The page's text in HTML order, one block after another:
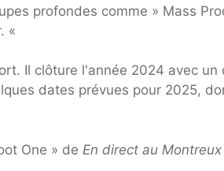
profondes comme » Mass
«
Il clôture l'année 2024 avec
dates prévues pour 2025,
One » de En direct au